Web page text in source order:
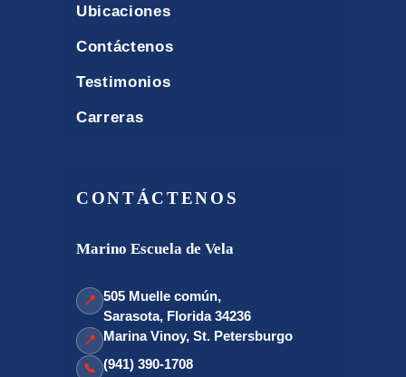
Ubicaciones
Contáctenos
Testimonios
Carreras
CONTÁCTENOS
Marino Escuela de Vela
📍 505 Muelle común,
Sarasota, Florida 34236
📍 Marina Vinoy, St. Petersburgo
📞 (941) 390-1708